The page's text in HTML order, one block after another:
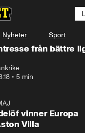
Nyheter Sport
från bättre
• 5 min
vinner Europa
Villa